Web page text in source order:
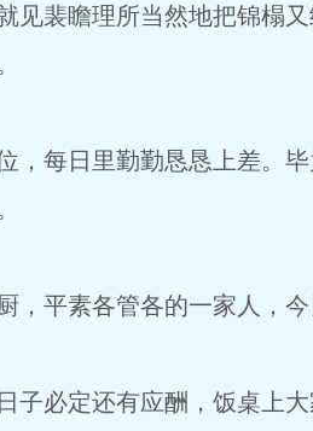
裴瞻理所当然地把锦榻又
每日里勤勤恳恳上差。毕
平素各管各的一家人，今
必定还有应酬，饭桌上大